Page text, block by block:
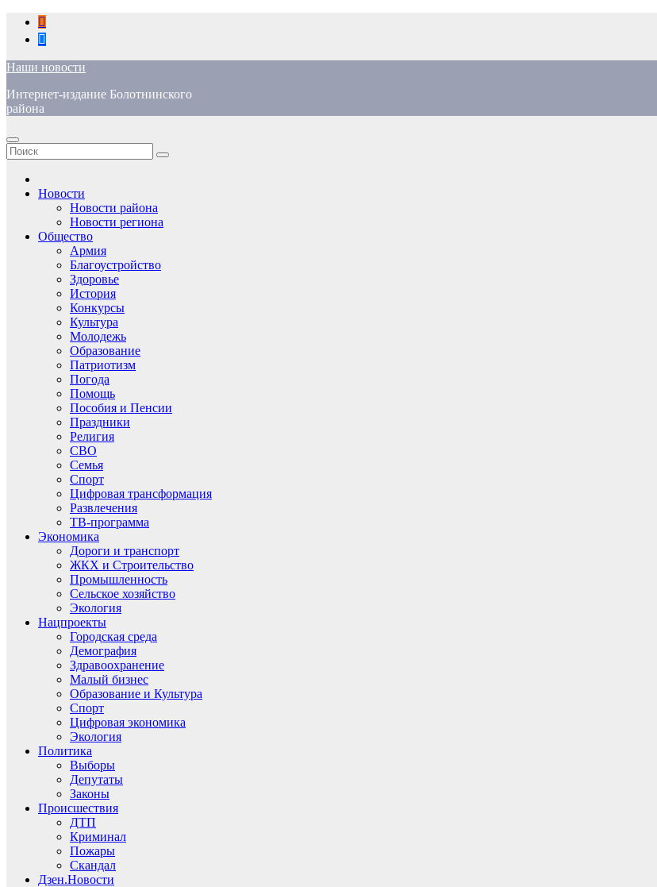
Перейти
содержимому
Наши новости
Интернет-издание Болотнинского
района
Новости
Новости района
Новости региона
Общество
Армия
Благоустройство
Здоровье
История
Конкурсы
Культура
Молодежь
Образование
Патриотизм
Погода
Помощь
Пособия и Пенсии
Праздники
Религия
СВО
Семья
Спорт
Цифровая трансформация
Развлечения
ТВ-программа
Экономика
Дороги и транспорт
ЖКХ и Строительство
Промышленность
Сельское хозяйство
Экология
Нацпроекты
Городская среда
Демография
Здравоохранение
Малый бизнес
Образование и Культура
Спорт
Цифровая экономика
Экология
Политика
Выборы
Депутаты
Законы
Происшествия
ДТП
Криминал
Пожары
Скандал
Дзен.Новости